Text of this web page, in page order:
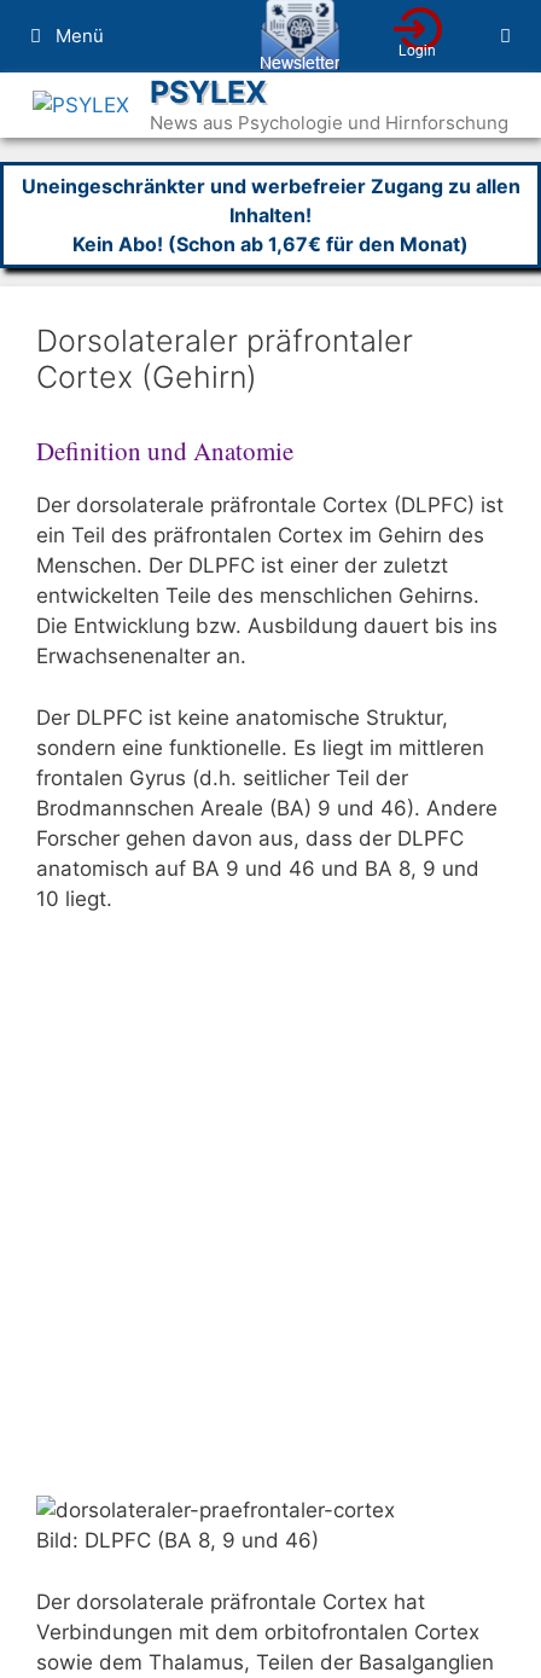
Inhalt
springen
Menü
PSYLEX
News aus Psychologie und Hirnforschung
Uneingeschränkter und werbefreier Zugang zu allen
Inhalten!
Kein Abo! (Schon ab 1,67€ für den Monat)
Dorsolateraler präfrontaler
Cortex (Gehirn)
Definition und Anatomie
Der dorsolaterale präfrontale Cortex (DLPFC) ist
ein Teil des präfrontalen Cortex im Gehirn des
Menschen. Der DLPFC ist einer der zuletzt
entwickelten Teile des menschlichen Gehirns.
Die Entwicklung bzw. Ausbildung dauert bis ins
Erwachsenenalter an.
Der DLPFC ist keine anatomische Struktur,
sondern eine funktionelle. Es liegt im mittleren
frontalen Gyrus (d.h. seitlicher Teil der
Brodmannschen Areale (BA) 9 und 46). Andere
Forscher gehen davon aus, dass der DLPFC
anatomisch auf BA 9 und 46 und BA 8, 9 und
10 liegt.
Bild: DLPFC (BA 8, 9 und 46)
Der dorsolaterale präfrontale Cortex hat
Verbindungen mit dem orbitofrontalen Cortex
sowie dem Thalamus, Teilen der Basalganglien